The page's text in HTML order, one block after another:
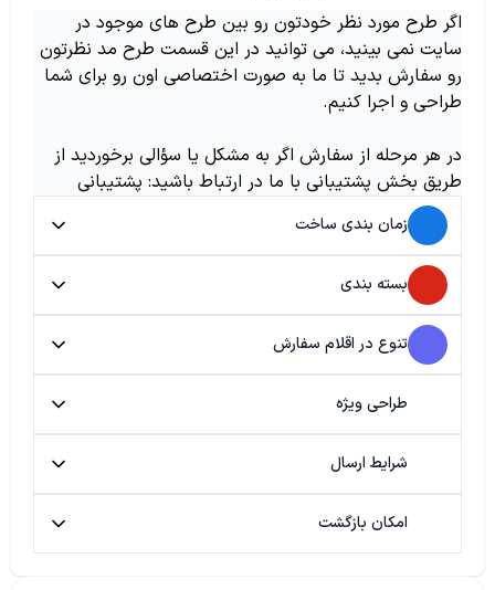
اگر طرح مورد نظر خودتون رو بین طرح های موجود در
سایت نمی بینید، می توانید در این قسمت طرح مد نظرتون
رو سفارش بدید تا ما به صورت اختصاصی اون رو برای شما
طراحی و اجرا کنیم.
در هر مرحله از سفارش اگر به مشکل یا سؤالی برخوردید از
طریق بخش پشتیبانی با ما در ارتباط باشید: پشتیبانی
زمان بندی ساخت
بسته بندی
تنوع در اقلام سفارش
طراحی ویژه
شرایط ارسال
امکان بازگشت